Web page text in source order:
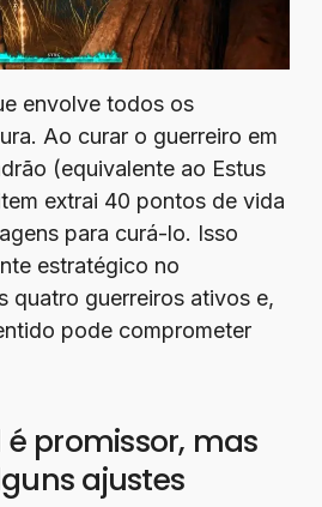
envolve todos os
Ao curar o guerreiro em
(equivalente ao Estus
extrai 40 pontos de vida
para curá-lo. Isso
estratégico no
quatro guerreiros ativos e,
pode comprometer
promissor, mas
ajustes